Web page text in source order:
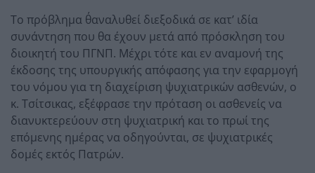
Το πρόβλημα θ΄αναλυθεί διεξοδικά σε κατ’ ιδία
συνάντηση που θα έχουν μετά από πρόσκληση του
διοικητή του ΠΓΝΠ. Μέχρι τότε και εν αναμονή της
έκδοσης της υπουργικής απόφασης για την εφαρμογή
του νόμου για τη διαχείριση ψυχιατρικών ασθενών, ο
κ. Τσίτσικας, εξέφρασε την πρόταση οι ασθενείς να
διανυκτερεύουν στη ψυχιατρική και το πρωί της
επόμενης ημέρας να οδηγούνται, σε ψυχιατρικές
δομές εκτός Πατρών.